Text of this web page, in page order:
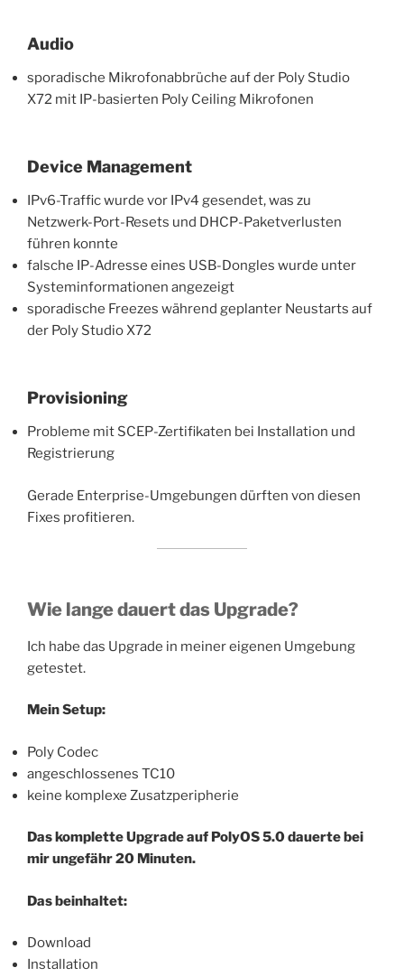
Audio
sporadische Mikrofonabbrüche auf der Poly Studio
X72 mit IP-basierten Poly Ceiling Mikrofonen
Device Management
IPv6-Traffic wurde vor IPv4 gesendet, was zu
Netzwerk-Port-Resets und DHCP-Paketverlusten
führen konnte
falsche IP-Adresse eines USB-Dongles wurde unter
Systeminformationen angezeigt
sporadische Freezes während geplanter Neustarts auf
der Poly Studio X72
Provisioning
Probleme mit SCEP-Zertifikaten bei Installation und
Registrierung
Gerade Enterprise-Umgebungen dürften von diesen
Fixes profitieren.
Wie lange dauert das Upgrade?
Ich habe das Upgrade in meiner eigenen Umgebung
getestet.
Mein Setup:
Poly Codec
angeschlossenes TC10
keine komplexe Zusatzperipherie
Das komplette Upgrade auf PolyOS 5.0 dauerte bei
mir ungefähr 20 Minuten.
Das beinhaltet:
Download
Installation